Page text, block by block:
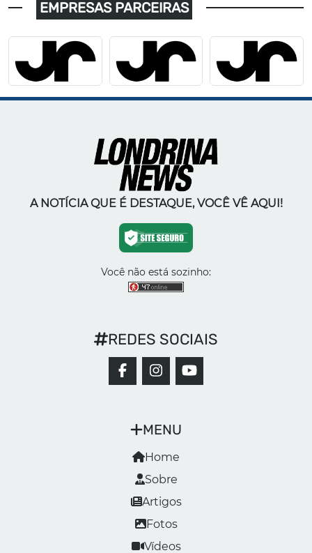
EMPRESAS PARCEIRAS
A NOTÍCIA QUE É DESTAQUE, VOCÊ VÊ AQUI!
Você não está sozinho:
MENU
Home
Sobre
Artigos
Fotos
Vídeos
REDES SOCIAIS